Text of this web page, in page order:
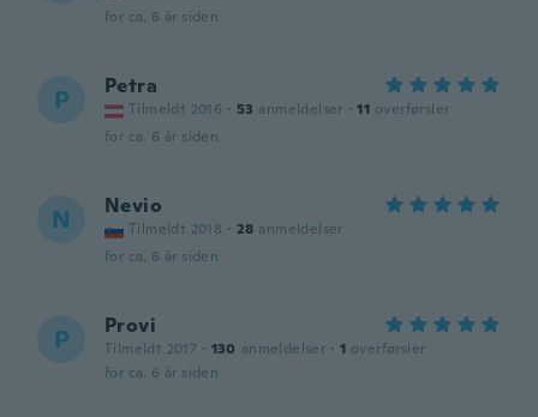
for ca. 6 år siden
P Petra
Tilmeldt 2016 · 53 anmeldelser · 11 overførsler
for ca. 6 år siden
N Nevio
Tilmeldt 2018 · 28 anmeldelser
for ca. 6 år siden
P Provi
Tilmeldt 2017 · 130 anmeldelser · 1 overførsler
for ca. 6 år siden